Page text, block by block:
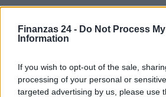
Finanzas 24 - Do Not Process
Information
If you wish to opt-out of the sale,
processing of your personal or
targeted advertising by us, please use